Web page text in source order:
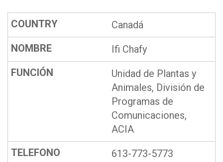
Canadá
Ifi Chafy
Unidad de Plantas y
Animales, División de
Programas de
Comunicaciones,
ACIA
613-773-5773